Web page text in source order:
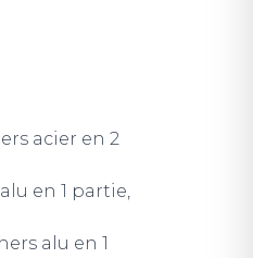
acier en 2
en 1 partie,
alu en 1